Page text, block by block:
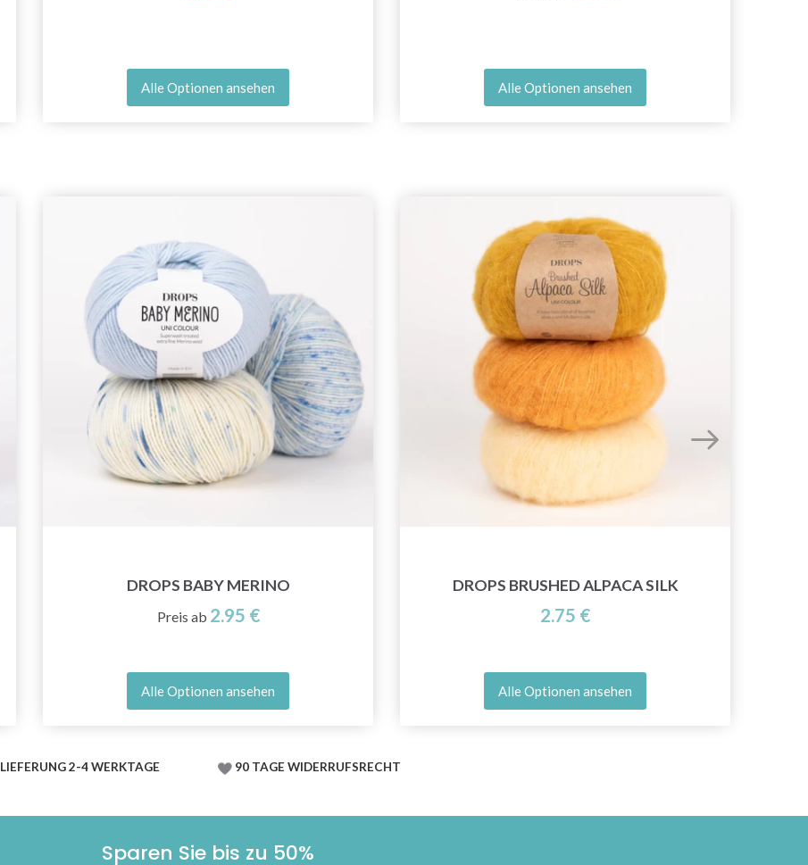
Alle Optionen ansehen Alle Optionen ansehen
DROPS BABY MERINO
Preis ab 2.95 €
Alle Optionen ansehen
DROPS BRUSHED ALPACA SILK
2.75 €
Alle Optionen ansehen
LIEFERUNG 2-4 WERKTAGE 90 TAGE WIDERRUFSRECHT
Sparen Sie bis zu 50%